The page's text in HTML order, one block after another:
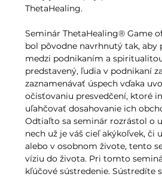
ThetaHealing.
Seminár ThetaHealing® Game
bol pôvodne navrhnutý tak, aby
medzi podnikaním a
predstavený, ľudia v podnikaní
zaznamenávať úspech vďaka
očisťovaniu presvedčení, ktoré
uľahčovať dosahovanie ich
Odtiaľto sa seminár rozrástol o
nech už je váš cieľ akýkoľvek, či
alebo v osobnom živote, tento
víziu do života. Pri tomto
kľúčové sústredenie. Sústredíte